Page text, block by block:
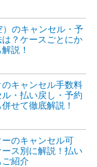
のキャンセル・予
？ケースごとにか
説！
のキャンセル手数料
・払い戻し・予約
せて徹底解説！
のキャンセル可
ス別に解説！払い
ご紹介